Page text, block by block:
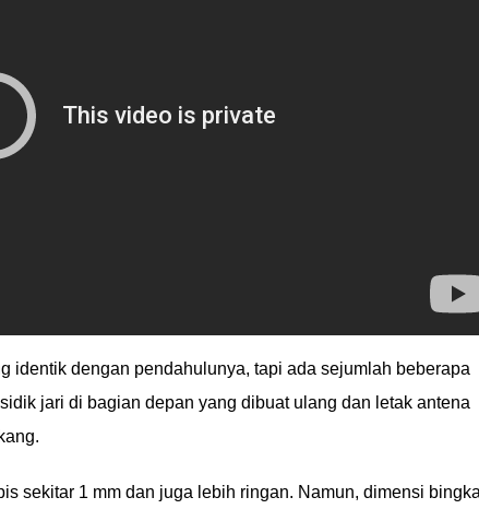
identik dengan pendahulunya, tapi ada sejumlah beberapa
jari di bagian depan yang dibuat ulang dan letak antena
sekitar 1 mm dan juga lebih ringan. Namun, dimensi